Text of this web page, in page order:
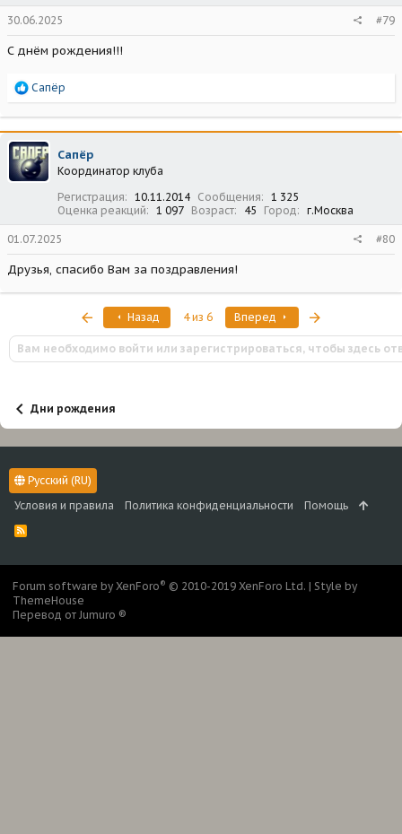
30.06.2025 #79
С днём рождения!!!
Р
а
к
ц
и
и
Сапёр
Сапёр
Координатор клуба
Регистрация
10.11.2014 Сообщения
1 325
Оценка реакций
1 097 Возраст 45 Город г.Москва
01.07.2025 #80
Друзья, спасибо Вам за поздравления!
ПервыйНазад 4 из 6 Вперед
Вам необходимо войти или зарегистрироваться, чтобы здесь
Дни рождения
Русский (RU)
Условия и правила
Политика конфиденциальности Помощь
R
Forum software by XenForo® © 2010-2019 XenForo Ltd. | Style by
ThemeHouse
Перевод от Jumuro ®